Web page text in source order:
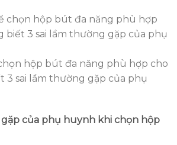
hộp bút đa năng phù hợp cho
3 sai lầm thường gặp của phụ
của phụ huynh khi chọn hộp